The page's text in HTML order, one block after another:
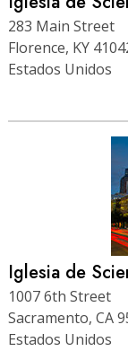
283 Main Street
Florence, KY
Estados Unidos
Iglesia de
1007 6th Street
Sacramento, CA
Estados Unidos